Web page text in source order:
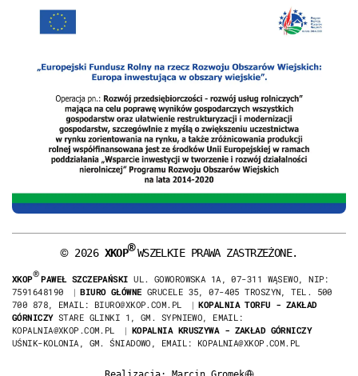
©2026 XKOP
®WSZELKIE PRAWA ZASTRZEŻONE.
XKOP
® PAWEŁ SZCZEPAŃSKI UL. GOWOROWSKA 1A, 07-311 WĄSEWO, NIP:
7591648190
| BIURO GŁÓWNE GRUCELE 35, 07-405 TROSZYN, TEL. 500
700 878, EMAIL: BIURO@XKOP.COM.PL
| KOPALNIA TORFU - ZAKŁAD
GÓRNICZYSTARE GLINKI 1, GM. SYPNIEWO, EMAIL:
KOPALNIA@XKOP.COM.PL
| KOPALNIA KRUSZYWA - ZAKŁAD GÓRNICZY
UŚNIK-KOLONIA, GM. ŚNIADOWO, EMAIL: KOPALNIA@XKOP.COM.PL